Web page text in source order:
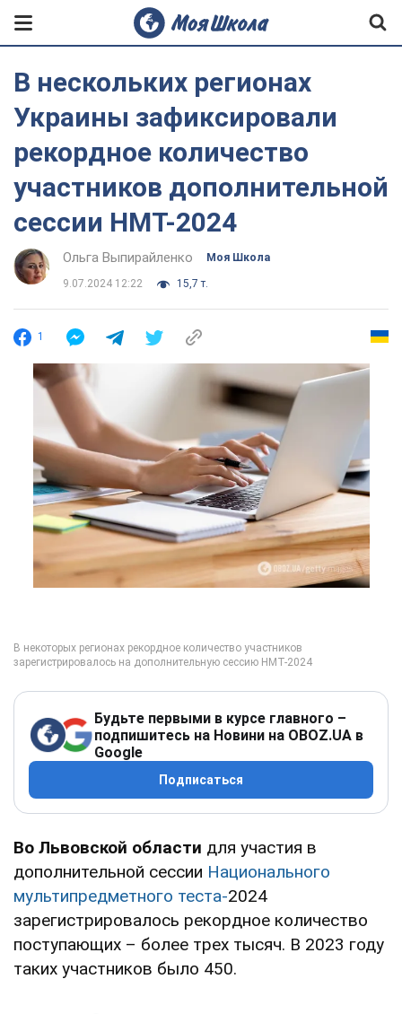
В нескольких регионах
Украины зафиксировали
рекордное количество
участников дополнительной
сессии НМТ-2024
Ольга Выпирайленко Моя Школа
9.07.2024 12:22 15,7 т.
1
Будьте первыми в курсе главного –
подпишитесь на Новини на OBOZ.UA в
Google
Подписаться
Во Львовской области для участия в
дополнительной сессии Национального
мультипредметного теста-2024
зарегистрировалось рекордное количество
поступающих – более трех тысяч. В 2023 году
таких участников было 450.